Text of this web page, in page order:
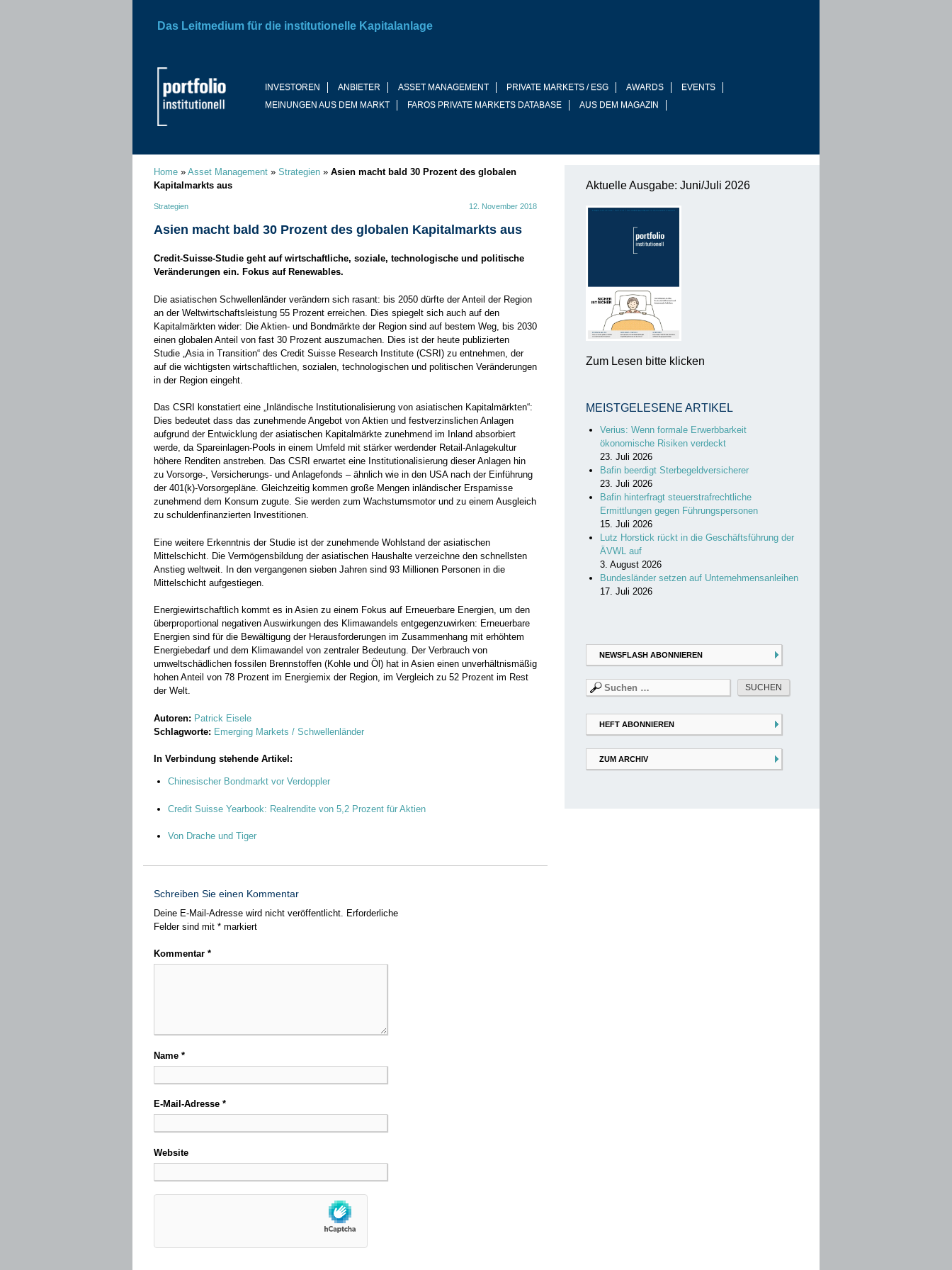
INVESTOREN ANBIETER ASSET MANAGEMENT PRIVATE MARKETS / ESG AWARDS
EVENTS
MEINUNGEN AUS DEM MARKT
FAROS PRIVATE MARKETS DATABASE AUS DEM MAGAZIN
Das Leitmedium für die institutionelle Kapitalanlage
Home » Asset Management » Strategien » Asien macht bald 30 Prozent des globalen
Kapitalmarkts aus
Strategien 12. November 2018
Asien macht bald 30 Prozent des globalen Kapitalmarkts aus
Credit-Suisse-Studie geht auf wirtschaftliche, soziale, technologische und politische
Veränderungen ein. Fokus auf Renewables.
Die asiatischen Schwellenländer verändern sich rasant: bis 2050 dürfte der Anteil der Region
an der Weltwirtschaftsleistung 55 Prozent erreichen. Dies spiegelt sich auch auf den
Kapitalmärkten wider: Die Aktien- und Bondmärkte der Region sind auf bestem Weg, bis 2030
einen globalen Anteil von fast 30 Prozent auszumachen. Dies ist der heute publizierten
Studie „Asia in Transition“ des Credit Suisse Research Institute (CSRI) zu entnehmen, der
auf die wichtigsten wirtschaftlichen, sozialen, technologischen und politischen Veränderungen
in der Region eingeht.
Das CSRI konstatiert eine „Inländische Institutionalisierung von asiatischen Kapitalmärkten“:
Dies bedeutet dass das zunehmende Angebot von Aktien und festverzinslichen Anlagen
aufgrund der Entwicklung der asiatischen Kapitalmärkte zunehmend im Inland absorbiert
werde, da Spareinlagen-Pools in einem Umfeld mit stärker werdender Retail-Anlagekultur
höhere Renditen anstreben. Das CSRI erwartet eine Institutionalisierung dieser Anlagen hin
zu Vorsorge-, Versicherungs- und Anlagefonds – ähnlich wie in den USA nach der Einführung
der 401(k)-Vorsorgepläne. Gleichzeitig kommen große Mengen inländischer Ersparnisse
zunehmend dem Konsum zugute. Sie werden zum Wachstumsmotor und zu einem Ausgleich
zu schuldenfinanzierten Investitionen.
Eine weitere Erkenntnis der Studie ist der zunehmende Wohlstand der asiatischen
Mittelschicht. Die Vermögensbildung der asiatischen Haushalte verzeichne den schnellsten
Anstieg weltweit. In den vergangenen sieben Jahren sind 93 Millionen Personen in die
Mittelschicht aufgestiegen.
Energiewirtschaftlich kommt es in Asien zu einem Fokus auf Erneuerbare Energien, um den
überproportional negativen Auswirkungen des Klimawandels entgegenzuwirken: Erneuerbare
Energien sind für die Bewältigung der Herausforderungen im Zusammenhang mit erhöhtem
Energiebedarf und dem Klimawandel von zentraler Bedeutung. Der Verbrauch von
umweltschädlichen fossilen Brennstoffen (Kohle und Öl) hat in Asien einen unverhältnismäßig
hohen Anteil von 78 Prozent im Energiemix der Region, im Vergleich zu 52 Prozent im Rest
der Welt.
Autoren: Patrick Eisele
Schlagworte: Emerging Markets / Schwellenländer
In Verbindung stehende Artikel:
Chinesischer Bondmarkt vor Verdoppler
Credit Suisse Yearbook: Realrendite von 5,2 Prozent für Aktien
Von Drache und Tiger
Schreiben Sie einen Kommentar
Deine E-Mail-Adresse wird nicht veröffentlicht. Erforderliche
Felder sind mit * markiert
Kommentar *
Name *
E-Mail-Adresse *
Website
Aktuelle Ausgabe: Juni/Juli 2026
Zum Lesen bitte klicken
MEISTGELESENE ARTIKEL
Verius: Wenn formale Erwerbbarkeit
ökonomische Risiken verdeckt
23. Juli 2026
Bafin beerdigt Sterbegeldversicherer
23. Juli 2026
Bafin hinterfragt steuerstrafrechtliche
Ermittlungen gegen Führungspersonen
15. Juli 2026
Lutz Horstick rückt in die Geschäftsführung der
ÄVWL auf
3. August 2026
Bundesländer setzen auf Unternehmensanleihen
17. Juli 2026
NEWSFLASH ABONNIEREN
Suchen
nach:
HEFT ABONNIEREN
ZUM ARCHIV